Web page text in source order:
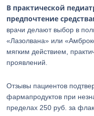
В практической
предпочтение
врачи делают выбор в
«Лазолвана» или
мягким действием,
проявлений.
Отзывы пациентов
фармапродуктов при
пределах 250 руб. за